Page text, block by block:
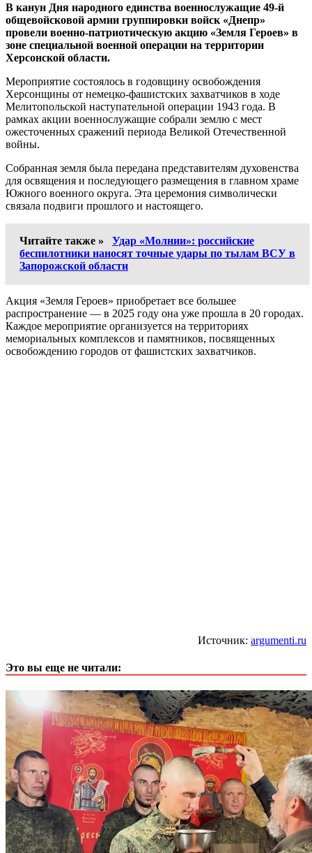
В канун Дня народного единства военнослужащие 49-й
общевойсковой армии группировки войск «Днепр»
провели военно-патриотическую акцию «Земля Героев» в
зоне специальной военной операции на территории
Херсонской области.
Мероприятие состоялось в годовщину освобождения
Херсонщины от немецко-фашистских захватчиков в ходе
Мелитопольской наступательной операции 1943 года. В
рамках акции военнослужащие собрали землю с мест
ожесточенных сражений периода Великой Отечественной
войны.
Собранная земля была передана представителям духовенства
для освящения и последующего размещения в главном храме
Южного военного округа. Эта церемония символически
связала подвиги прошлого и настоящего.
Читайте также »
Удар «Молнии»: российские
беспилотники наносят точные удары по тылам ВСУ в
Запорожской области
Акция «Земля Героев» приобретает все большее
распространение — в 2025 году она уже прошла в 20 городах.
Каждое мероприятие организуется на территориях
мемориальных комплексов и памятников, посвященных
освобождению городов от фашистских захватчиков.
Источник: argumenti.ru
Это вы еще не читали: